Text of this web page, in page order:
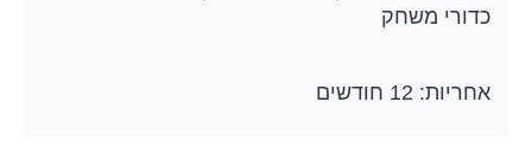
כדורי משחק
אחריות: 12 חודשים